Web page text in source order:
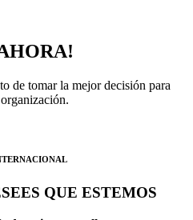
de tomar la mejor decisión para
QUE ESTEMOS